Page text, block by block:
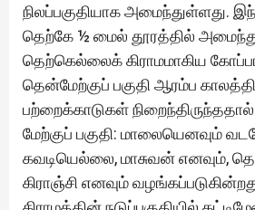
நிலப்பகுதியாக அமைந்துள்ளது.
தெற்கே ½ மைல் தூரத்தில்
தெற்கெல்லைக் கிராமமாகிய
தென்மேற்குப் பகுதி ஆரம்ப
பற்றைக்காடுகள்
மேற்குப் பகுதி: மாலையெனவும்
கவடியெல்லை, மாசுவன் எனவும்,
கிராஞ்சி எனவும்